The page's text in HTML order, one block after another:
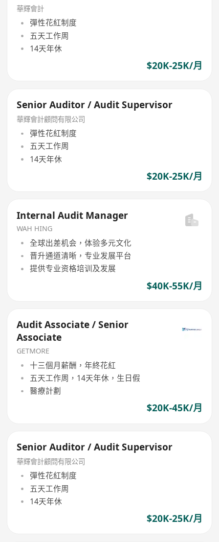
華輝會計
彈性花紅制度
五天工作周
14天年休
$20K-25K/月
Senior Auditor / Audit Supervisor
華輝會計顧問有限公司
彈性花紅制度
五天工作周
14天年休
$20K-25K/月
Internal Audit Manager
WAH HING
全球出差机会，体验多元文化
晋升通道清晰，专业发展平台
提供专业资格培训及发展
$40K-55K/月
Audit Associate / Senior
Associate
GETMORE
十三個月薪酬，年終花紅
五天工作周，14天年休，生日假
醫療計劃
$20K-45K/月
Senior Auditor / Audit Supervisor
華輝會計顧問有限公司
彈性花紅制度
五天工作周
14天年休
$20K-25K/月